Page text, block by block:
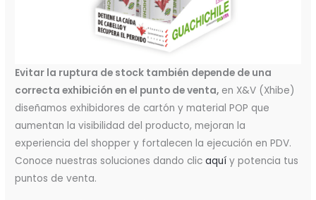
Evitar la ruptura de stock también depende de una
correcta exhibición en el punto de venta, en X&V (Xhibe)
diseñamos exhibidores de cartón y material POP que
aumentan la visibilidad del producto, mejoran la
experiencia del shopper y fortalecen la ejecución en PDV.
Conoce nuestras soluciones dando clicaquí y potencia tus
puntos de venta.